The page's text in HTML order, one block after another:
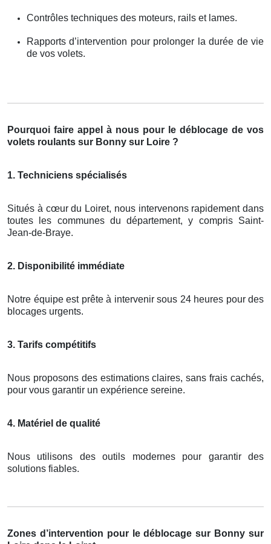
Contrôles techniques des moteurs, rails et lames.
Rapports d’intervention pour prolonger la durée de vie
de vos volets.
Pourquoi faire appel à nous pour le déblocage de vos
volets roulants sur Bonny sur Loire ?
1. Techniciens spécialisés
Situés à cœur du Loiret, nous intervenons rapidement dans
toutes les communes du département, y compris Saint-
Jean-de-Braye.
2. Disponibilité immédiate
Notre équipe est prête à intervenir sous 24 heures pour des
blocages urgents.
3. Tarifs compétitifs
Nous proposons des estimations claires, sans frais cachés,
pour vous garantir un expérience sereine.
4. Matériel de qualité
Nous utilisons des outils modernes pour garantir des
solutions fiables.
Zones d’intervention pour le déblocage sur Bonny sur